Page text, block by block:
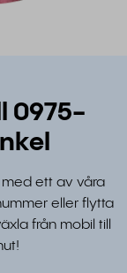
0975-
med ett av våra
eller flytta
från mobil till